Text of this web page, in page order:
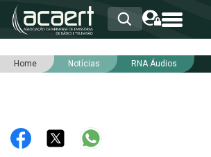
HOME
RNA
NOTÍCIAS
Home Notícias RNA Áudios